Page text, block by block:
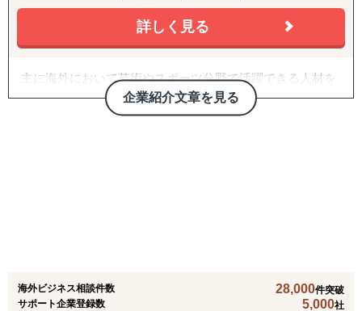
拓く存在でありたいと考えています。
詳しく見る
企業紹介文章を見る
主に海外において芸術やスポーツ分野で活躍できる人材を
育成すること、
また日本の食文化を海外へ広めることを目的とする
【2】海外起業支援事業
海外ビジネス相談件数 28,000件突破
サポート企業登録数
5,000社